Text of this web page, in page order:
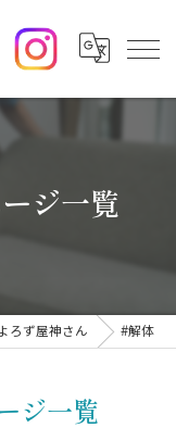
ジ一覧
ろず屋神さん #解体
ジ一覧